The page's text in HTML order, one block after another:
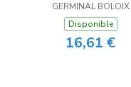
GERMINAL BOLOIX
Disponible
16,61 €